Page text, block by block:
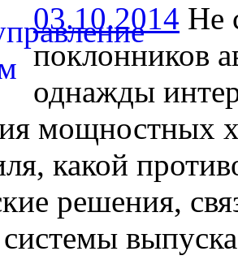
03.10.2014 Не
поклонников
однажды
мощностных
какой
решения,